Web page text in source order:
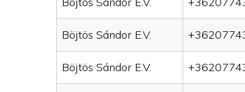
Böjtös Sándor E.V.
Böjtös Sándor E.V.